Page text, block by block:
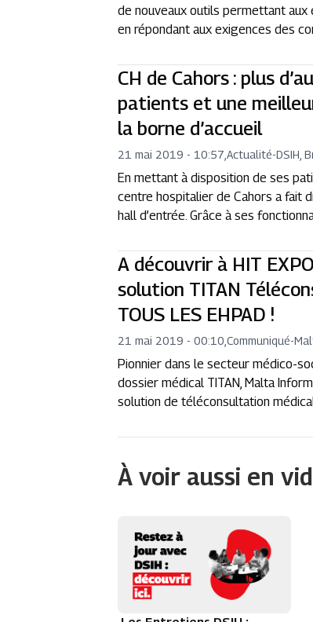
de nouveaux outils permettant
en répondant aux exigences des
CH de Cahors : plus
patients et une
la borne d’accueil
21 mai 2019 - 10:57 ,Actualité-DSIH,
En mettant à disposition de ses
centre hospitalier de Cahors a fait
hall d’entrée. Grâce à ses
A découvrir à HIT
solution TITAN
TOUS LES EHPAD !
21 mai 2019 - 00:10 ,Communiqué-
Pionnier dans le secteur médico-
dossier médical TITAN, Malta
solution de téléconsultation
À voir aussi en